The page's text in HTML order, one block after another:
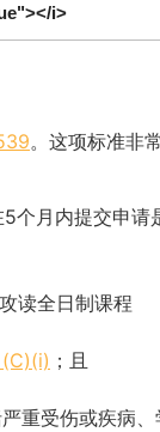
i>
。这项标准非
月内提交申
读全日制课程
；且
重受伤或疾病